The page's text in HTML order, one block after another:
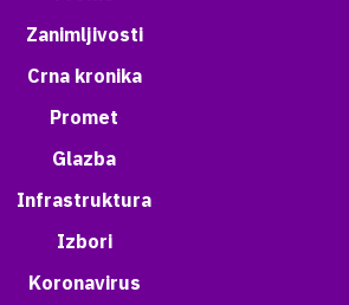
Zanimljivosti
Crna kronika
Promet
Glazba
Infrastruktura
Izbori
Koronavirus